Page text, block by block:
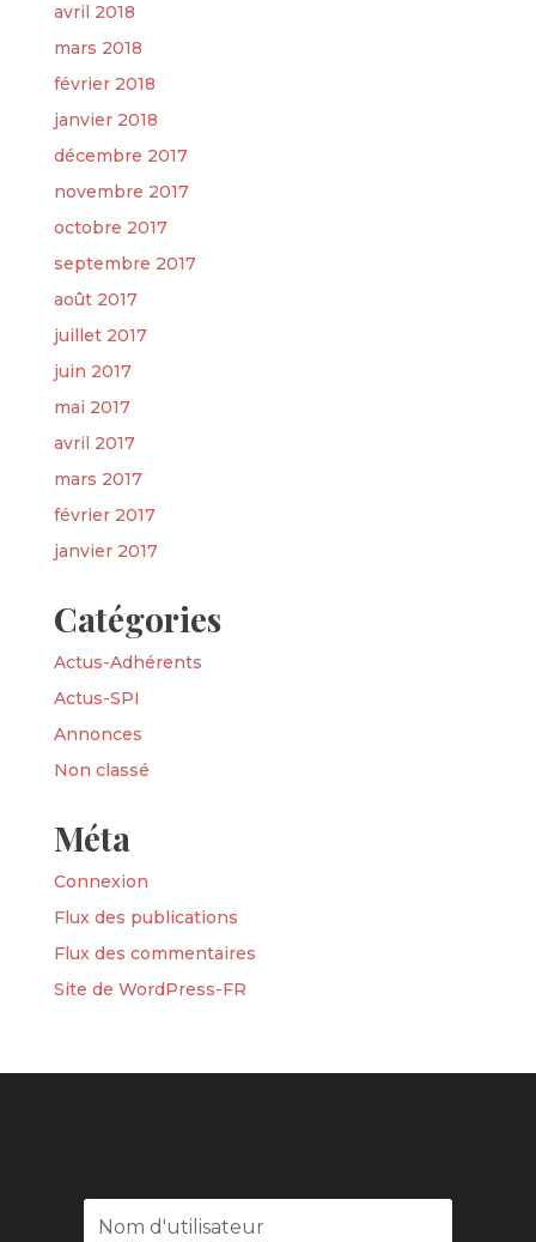
avril 2018
mars 2018
février 2018
janvier 2018
décembre 2017
novembre 2017
octobre 2017
septembre 2017
août 2017
juillet 2017
juin 2017
mai 2017
avril 2017
mars 2017
février 2017
janvier 2017
Catégories
Actus-Adhérents
Actus-SPI
Annonces
Non classé
Méta
Connexion
Flux des publications
Flux des commentaires
Site de WordPress-FR